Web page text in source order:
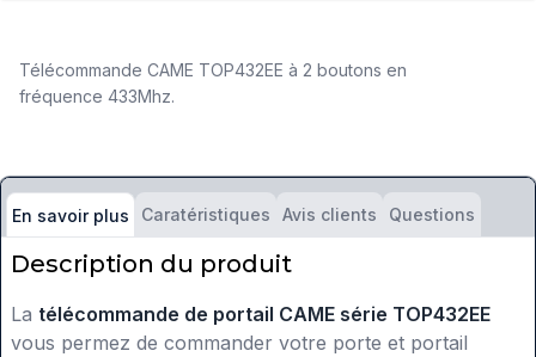
Télécommande CAME TOP432EE à 2 boutons en
fréquence 433Mhz.
En savoir plus Caratéristiques Avis clients Questions
Description du produit
La télécommande de portail CAME série TOP432EE
vous permez de commander votre porte et portail